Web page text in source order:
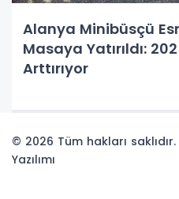
Alanya Minibüsçü
Masaya Yatırıldı:
Arttırıyor
© 2026 Tüm hakları
Yazılımı